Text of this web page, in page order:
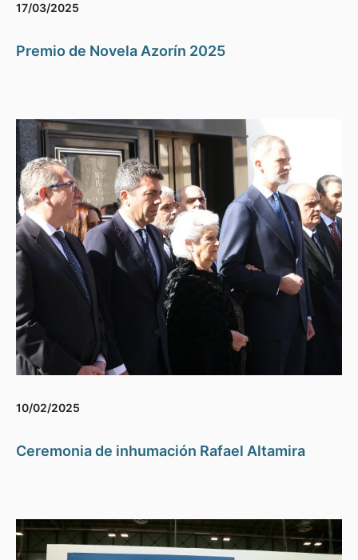
17/03/2025
Premio de Novela Azorín 2025
10/02/2025
Ceremonia de inhumación Rafael Altamira